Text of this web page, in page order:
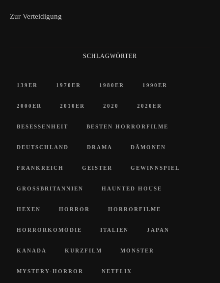
Zur Verteidigung
SCHLAGWÖRTER
139ER 1970ER 1980ER 1990ER
2000ER 2010ER 2020 2020ER
BESESSENHEIT BESTEN HORRORFILME
DEUTSCHLAND DRAMA DÄMONEN
FRANKREICH GEISTER GEWINNSPIEL
GROSSBRITANNIEN HAUNTED HOUSE
HEXEN HORROR HORRORFILME
HORRORKOMÖDIE ITALIEN JAPAN
KANADA KURZFILM MONSTER
MYSTERY-HORROR NETFLIX